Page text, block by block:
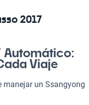
2017
Automático:
Viaje
manejar un Ssangyong
es perfecto para el día